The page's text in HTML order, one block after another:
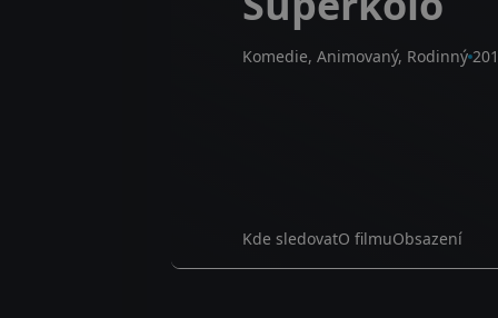
Komedie, Animovaný, Rodinný
Kde sledovatO filmuObsazení